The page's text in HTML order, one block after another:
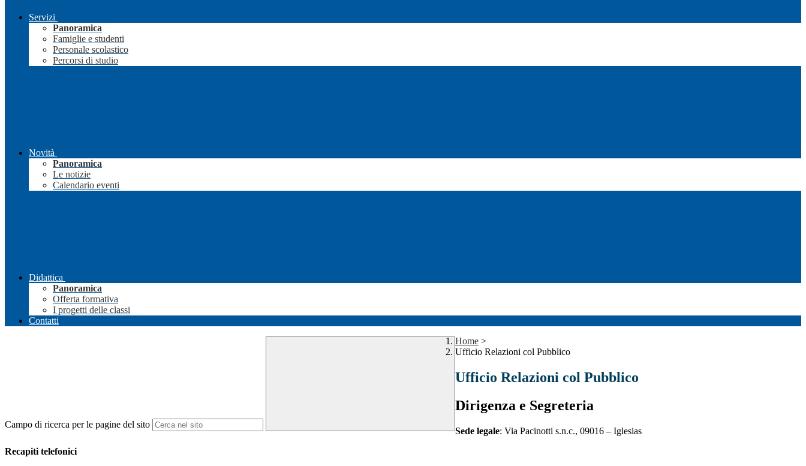
Servizi
Panoramica
Famiglie e studenti
Personale scolastico
Percorsi di studio
Novità
Panoramica
Le notizie
Calendario eventi
Didattica
Panoramica
Offerta formativa
I progetti delle classi
Contatti
Campo di ricerca per le pagine del sito
Home >
Ufficio Relazioni col Pubblico
Ufficio Relazioni col Pubblico
Dirigenza e Segreteria
Sede legale: Via Pacinotti s.n.c., 09016 – Iglesias
Recapiti telefonici